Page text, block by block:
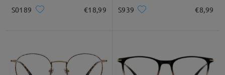
S0189 €18,99 S939 €8,99